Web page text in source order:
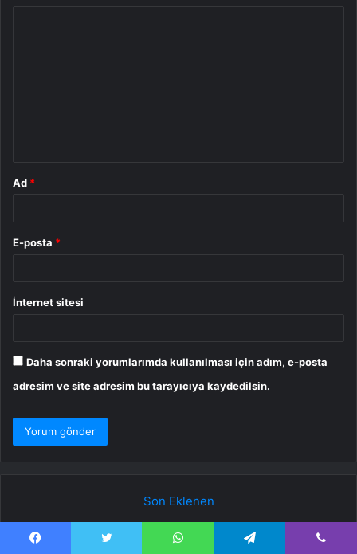
Ad *
E-posta *
İnternet sitesi
Daha sonraki yorumlarımda kullanılması için adım, e-posta
adresim ve site adresim bu tarayıcıya kaydedilsin.
Son Eklenen